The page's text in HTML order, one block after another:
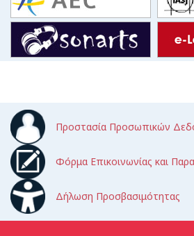
Προστασία Προσωπικών
Φόρμα Επικοινωνίας και
Δήλωση Προσβασιμότητας